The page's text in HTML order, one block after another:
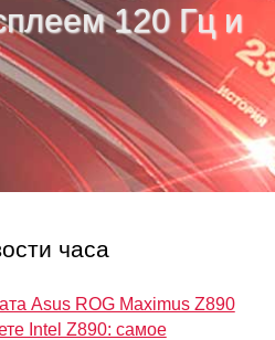
120 Гц и
часа
Asus ROG Maximus Z890
Intel Z890: самое